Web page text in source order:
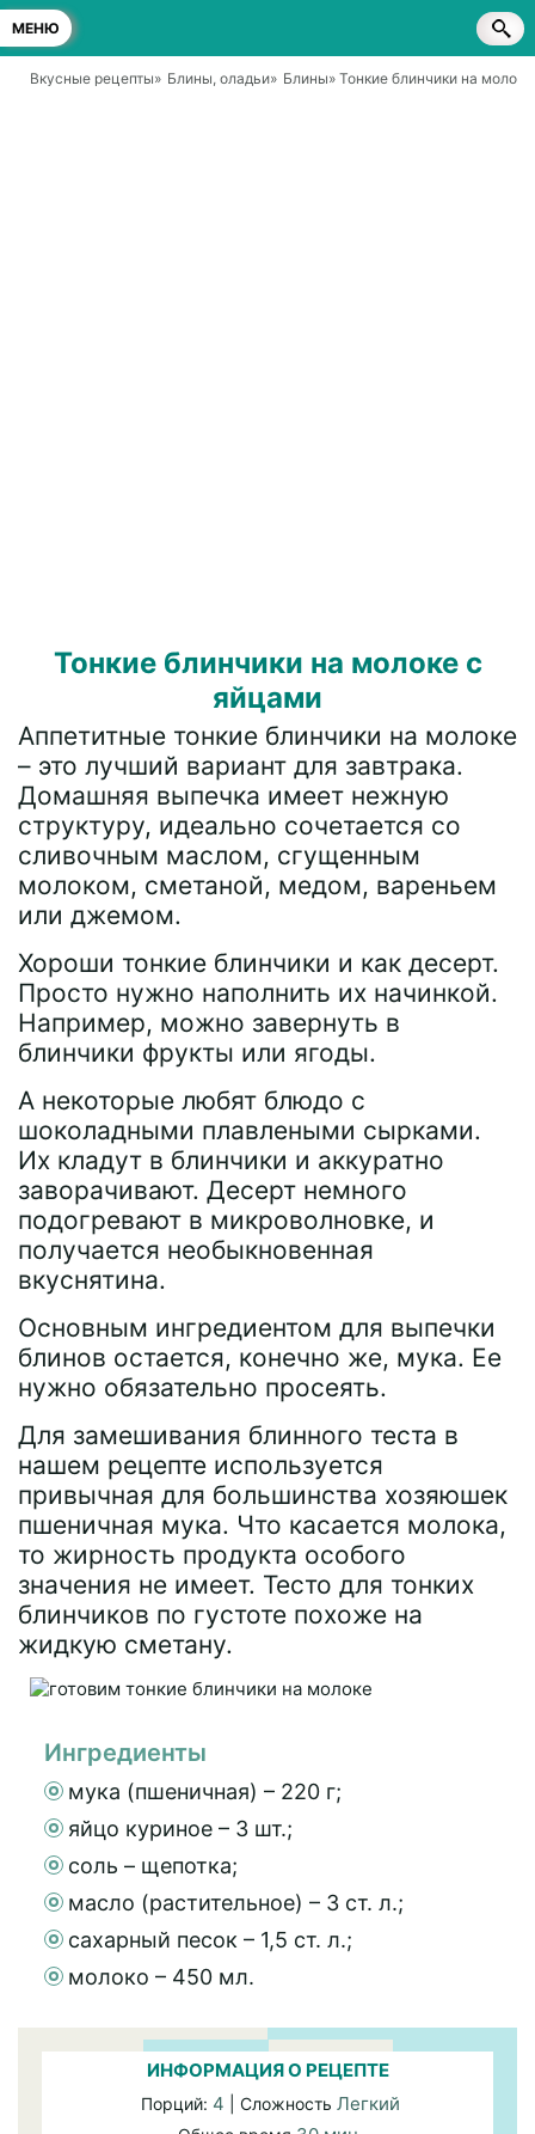
МЕНЮ
Вкусные рецепты» Блины, оладьи» Блины» Тонкие блинчики на
Тонкие блинчики на молоке с
яйцами
Аппетитные тонкие блинчики на молоке
– это лучший вариант для завтрака.
Домашняя выпечка имеет нежную
структуру, идеально сочетается со
сливочным маслом, сгущенным
молоком, сметаной, медом, вареньем
или джемом.
Хороши тонкие блинчики и как десерт.
Просто нужно наполнить их начинкой.
Например, можно завернуть в
блинчики фрукты или ягоды.
А некоторые любят блюдо с
шоколадными плавлеными сырками.
Их кладут в блинчики и аккуратно
заворачивают. Десерт немного
подогревают в микроволновке, и
получается необыкновенная
вкуснятина.
Основным ингредиентом для выпечки
блинов остается, конечно же, мука. Ее
нужно обязательно просеять.
Для замешивания блинного теста в
нашем рецепте используется
привычная для большинства хозяюшек
пшеничная мука. Что касается молока,
то жирность продукта особого
значения не имеет. Тесто для тонких
блинчиков по густоте похоже на
жидкую сметану.
Ингредиенты
мука (пшеничная) – 220 г;
яйцо куриное – 3 шт.;
соль – щепотка;
масло (растительное) – 3 ст. л.;
сахарный песок – 1,5 ст. л.;
молоко – 450 мл.
ИНФОРМАЦИЯ О РЕЦЕПТЕ
Порций: 4 | Сложность Легкий